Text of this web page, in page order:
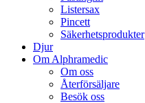
Listersax
Pincett
Säkerhetsprodukter
Djur
Om Alphramedic
Om oss
Återförsäljare
Besök oss